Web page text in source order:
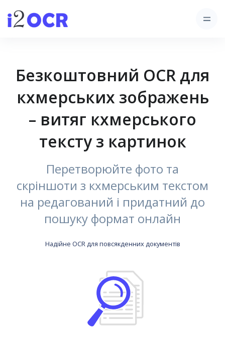
Безкоштовний OCR для
кхмерських зображень
– витяг кхмерського
тексту з картинок
Перетворюйте фото та
скріншоти з кхмерським текстом
на редагований і придатний до
пошуку формат онлайн
Надійне OCR для повсякденних документів